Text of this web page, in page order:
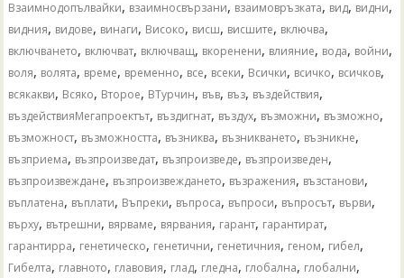
Взаимнодопълвайки, взаимносвързани, взаимовръзката, вид, видни,
видния, видове, винаги, Високо, висш, висшите, включва,
включването, включват, включващ, вкоренени, влияние, вода, войни,
воля, волята, време, временно, все, всеки, Всички, всичко, всичков,
всякакви, Всяко, Второе, ВТурчин, във, въз, въздействия,
въздействияМегапроектът, въздигнат, въздух, възможни, възможно,
възможност, възможността, възниква, възникването, възникне,
възприема, възпроизведат, възпроизведе, възпроизведен,
възпроизвеждане, възпроизвеждането, възражения, възстанови,
въплатена, въплати, Въпреки, въпроса, въпроси, въпросът, върви,
върху, вътрешни, вярваме, вярвания, гарант, гарантират,
гарантирра, генетическо, генетични, генетичния, геном, гибел,
Гибелта, главното, главовия, глад, гледна, глобална, глобални,